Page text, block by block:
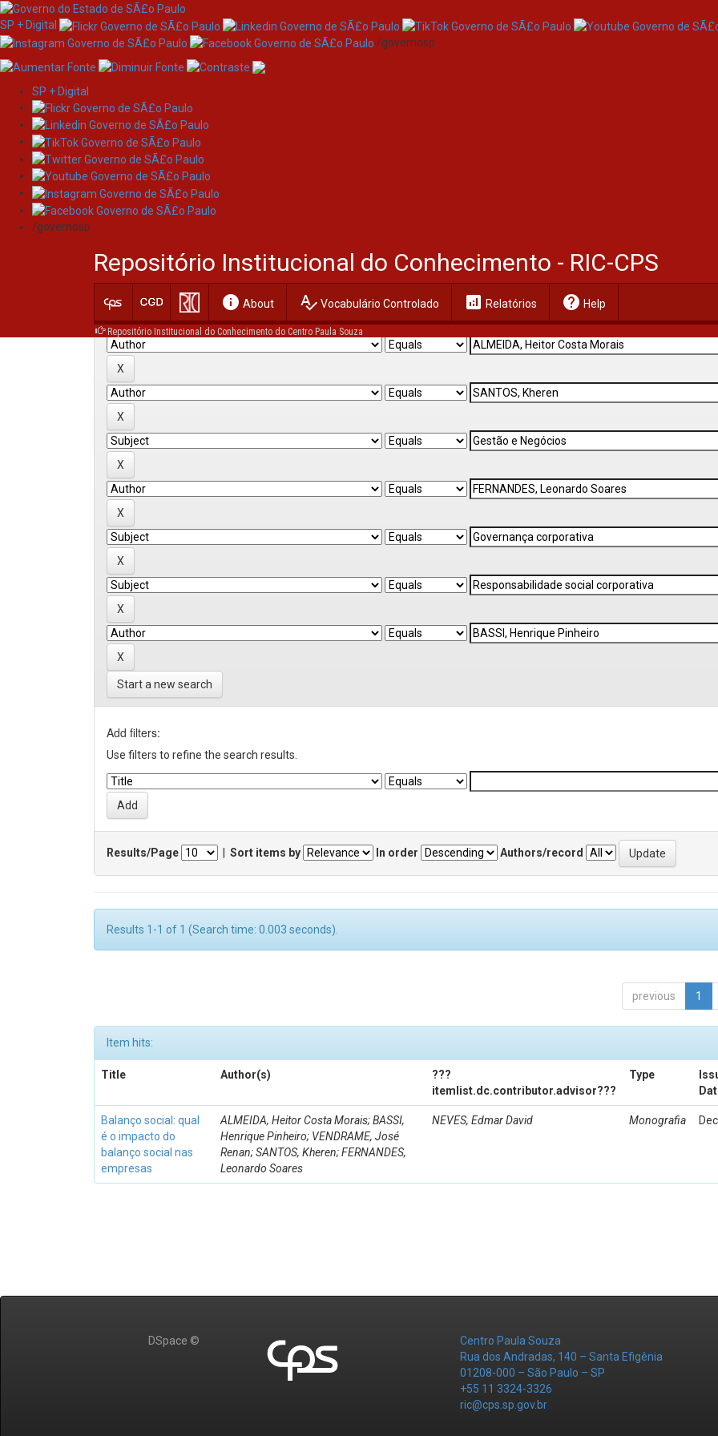
Skip
navigation
SP + Digital
/governosp
SP + Digital
/governosp
Repositório Institucional do Conhecimento - RIC-CPS
info About spellcheck Vocabulário Controlado analytics Relatórios help Help
Repositório Institucional do Conhecimento do Centro Paula Souza
Search
Current filters:
Start a new search
Add filters:
Use filters to refine the search results.
Results/Page Sort items by In order Authors/record
Results 1-1 of 1 (Search time: 0.003 seconds).
previous 1
Item hits:
Title Author(s)
???
itemlist.dc.contributor.advisor???
Type
Balanço social: qual
é o impacto do
balanço social nas
empresas
ALMEIDA, Heitor Costa Morais; BASSI,
Henrique Pinheiro; VENDRAME, José
Renan; SANTOS, Kheren; FERNANDES,
Leonardo Soares
NEVES, Edmar David Monografia
DSpace ©
Centro Paula Souza
Rua dos Andradas, 140 – Santa Efigênia
01208-000 – São Paulo – SP
+55 11 3324-3326
ric@cps.sp.gov.br